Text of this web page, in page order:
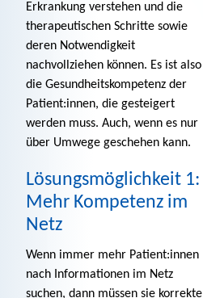
Erkrankung verstehen und die
therapeutischen Schritte sowie
deren Notwendigkeit
nachvollziehen können. Es ist also
die Gesundheitskompetenz der
Patient:innen, die gesteigert
werden muss. Auch, wenn es nur
über Umwege geschehen kann.
Lösungsmöglichkeit 1:
Mehr Kompetenz im
Netz
Wenn immer mehr Patient:innen
nach Informationen im Netz
suchen, dann müssen sie korrekte